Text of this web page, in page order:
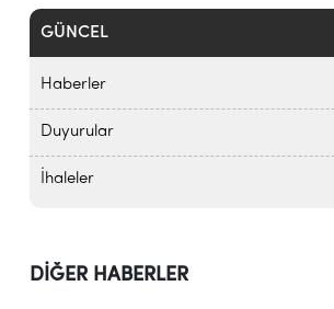
GÜNCEL
Haberler
Duyurular
İhaleler
DİĞER HABERLER